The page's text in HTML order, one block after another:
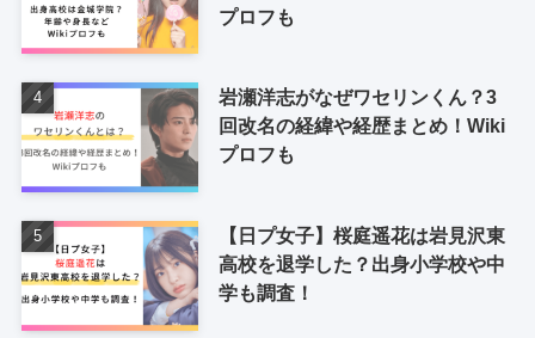
プロフも
岩瀬洋志がなぜワセリンくん？3
回改名の経緯や経歴まとめ！Wiki
プロフも
【日プ女子】桜庭遥花は岩見沢東
高校を退学した？出身小学校や中
学も調査！